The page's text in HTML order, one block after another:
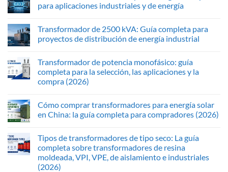
para aplicaciones industriales y de energía
Transformador de 2500 kVA: Guía completa para
proyectos de distribución de energía industrial
Transformador de potencia monofásico: guía
completa para la selección, las aplicaciones y la
compra (2026)
Cómo comprar transformadores para energía solar
en China: la guía completa para compradores (2026)
Tipos de transformadores de tipo seco: La guía
completa sobre transformadores de resina
moldeada, VPI, VPE, de aislamiento e industriales
(2026)